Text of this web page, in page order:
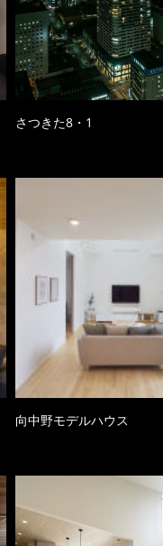
さつきた8・1
向中野モデルハウス